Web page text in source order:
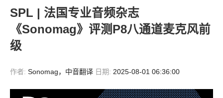
SPL | 法国专业音频杂志
《Sonomag》评测P8八通道麦克风前
级
作者: Sonomag，中音翻译 日期: 2025-08-01 06:36:00